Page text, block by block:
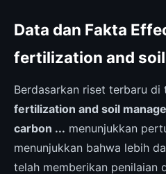
Data dan Fakta
fertilization and
Berdasarkan riset terbaru di
fertilization and soil
carbon ... menunjukkan
menunjukkan bahwa lebih
telah memberikan penilaian